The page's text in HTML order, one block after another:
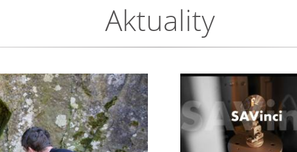
Aktuality